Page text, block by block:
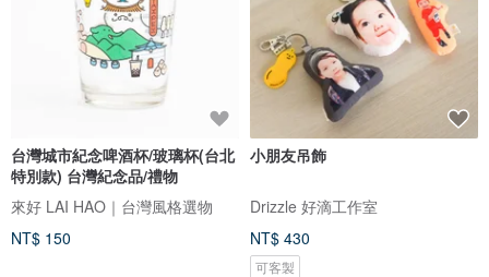
台灣城市紀念啤酒杯/玻璃杯(台北
特別款) 台灣紀念品/禮物
來好 LAI HAO｜台灣風格選物
NT$ 150
小朋友吊飾
Drizzle 好滴工作室
NT$ 430
可客製